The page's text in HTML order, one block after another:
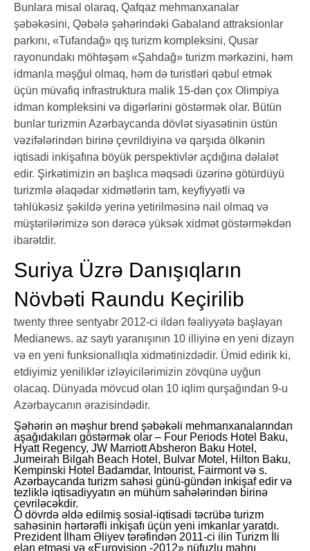
Bunlara misal olaraq, Qafqaz mehmanxanalar
şəbəkəsini, Qəbələ şəhərindəki Gabaland attraksionlar
parkını, «Tufandağ» qış turizm kompleksini, Qusar
rayonundakı möhtəşəm «Şahdağ» turizm mərkəzini, həm
idmanla məşğul olmaq, həm də turistləri qəbul etmək
üçün müvafiq infrastruktura malik 15-dən çox Olimpiya
idman kompleksini və digərlərini göstərmək olar. Bütün
bunlar turizmin Azərbaycanda dövlət siyasətinin üstün
vəzifələrindən birinə çevrildiyinə və qarşıda ölkənin
iqtisadi inkişafına böyük perspektivlər açdığına dəlalət
edir. Şirkətimizin ən başlıca məqsədi üzərinə götürdüyü
turizmlə əlaqədar xidmətlərin tam, keyfiyyətli və
təhlükəsiz şəkildə yerinə yetirilməsinə nail olmaq və
müştərilərimizə son dərəcə yüksək xidmət göstərməkdən
ibarətdir.
Suriya Üzrə Danışıqların
Növbəti Raundu Keçirilib
twenty three sentyabr 2012-ci ildən fəaliyyətə başlayan
Medianews. az saytı yaranışının 10 illiyinə en yeni dizayn
və en yeni funksionallıqla xidmətinizdədir. Ümid edirik ki,
etdiyimiz yeniliklər izləyicilərimizin zövqünə uyğun
olacaq. Dünyada mövcud olan 10 iqlim qurşağından 9-u
Azərbaycanın ərazisindədir.
Şəhərin ən məşhur brend şəbəkəli mehmanxanalarından
aşağıdakıları göstərmək olar – Four Periods Hotel Baku,
Hyatt Regency, JW Marriott Absheron Baku Hotel,
Jumeirah Bilgah Beach Hotel, Bulvar Motel, Hilton Baku,
Kempinski Hotel Badamdar, Intourist, Fairmont və s.
Azərbaycanda turizm sahəsi günü-gündən inkişaf edir və
tezliklə iqtisadiyyatın ən mühüm sahələrindən birinə
çevriləcəkdir.
O dövrdə əldə edilmiş sosial-iqtisadi təcrübə turizm
sahəsinin hərtərəfli inkişafı üçün yeni imkanlar yaratdı.
Prezident İlham Əliyev tərəfindən 2011-ci ilin Turizm İli
elan etməsi və «Eurovision -2012» nüfuzlu mahnı